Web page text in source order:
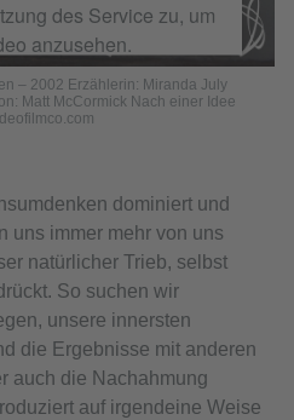
des Service zu, um
anzusehen.
removal (excerpt)
from
.
– 2002 Erzählerin: Miranda July
Matt McCormick Nach einer Idee
dominiert und
uns immer mehr von uns
natürlicher Trieb, selbst
So suchen wir
unsere innersten
die Ergebnisse mit anderen
auch die Nachahmung
auf irgendeine Weise